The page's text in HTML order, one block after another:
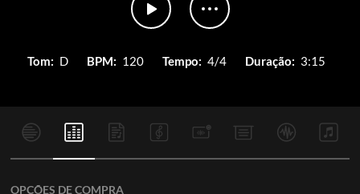
Tom: D BPM: 120 Tempo: 4/4 Duração: 3:15
OPÇÕES DE COMPRA